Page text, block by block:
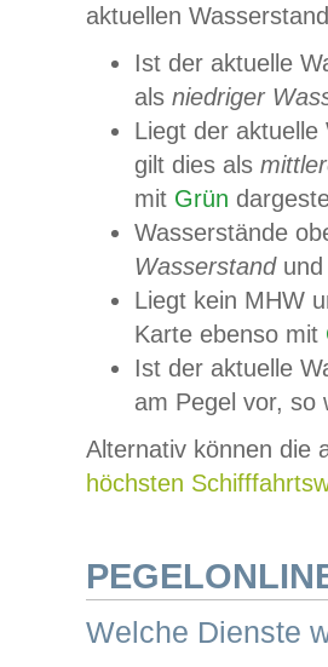
aktuellen
Ist der aktuelle
als niedriger
Liegt der
gilt dies als
mit Grün
Wasserstände
Wasserstandund
Liegt kein MHW
Karte ebenso mit
Ist der aktuelle
am Pegel vor,
Alternativ können die
höchsten
Welche Dienste